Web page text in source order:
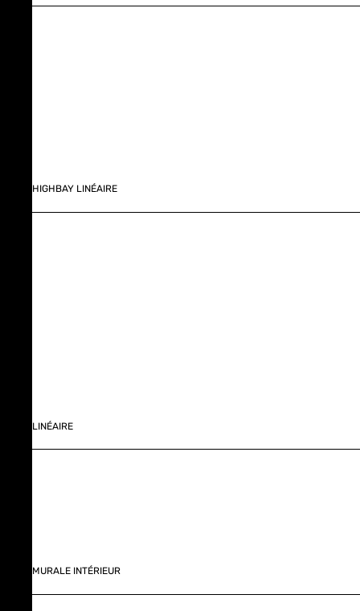
HIGHBAY LINÉAIRE
LINÉAIRE
MURALE INTÉRIEUR